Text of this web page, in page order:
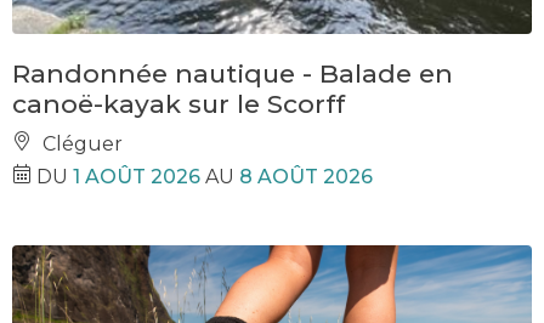
Randonnée nautique - Balade en
canoë-kayak sur le Scorff
Cléguer
DU 1 AOÛT 2026 AU 8 AOÛT 2026